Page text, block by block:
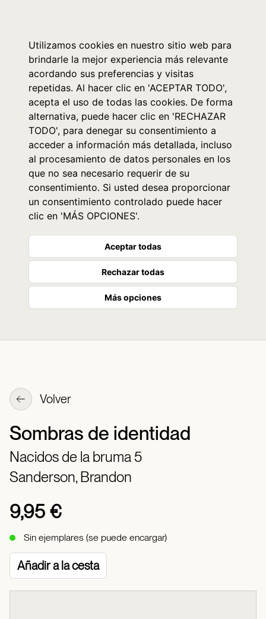
Utilizamos cookies en nuestro sitio web para
brindarle la mejor experiencia más relevante
acordando sus preferencias y visitas
repetidas. Al hacer clic en 'ACEPTAR TODO',
acepta el uso de todas las cookies. De forma
alternativa, puede hacer clic en 'RECHAZAR
TODO', para denegar su consentimiento a
acceder a información más detallada, incluso
al procesamiento de datos personales en los
que no sea necesario requerir de su
consentimiento. Si usted desea proporcionar
un consentimiento controlado puede hacer
clic en 'MÁS OPCIONES'.
Aceptar todas
Rechazar todas
Más opciones
Volver
Sombras de identidad
Nacidos de la bruma 5
Sanderson, Brandon
9,95 €
Sin ejemplares (se puede encargar)
Añadir a la cesta